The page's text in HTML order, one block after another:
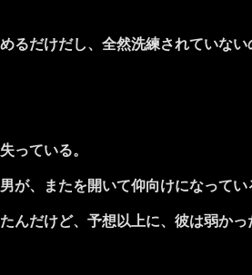
だけだし、全然洗練されていない
っている。
、またを開いて仰向けになってい
だけど、予想以上に、彼は弱かっ